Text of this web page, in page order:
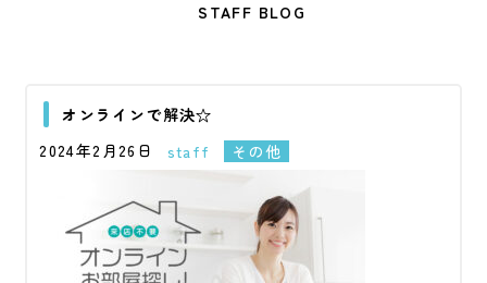
STAFF BLOG
オンラインで解決☆
2024年2月26日
staff その他